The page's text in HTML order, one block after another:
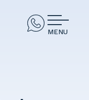
MENU